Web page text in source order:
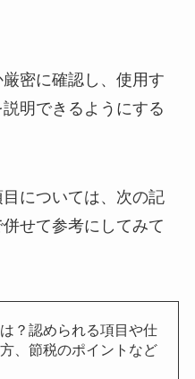
密に確認し、使用す
明できるようにする
については、次の記
せて参考にしてみて
？認められる項目や仕
、節税のポイントなど